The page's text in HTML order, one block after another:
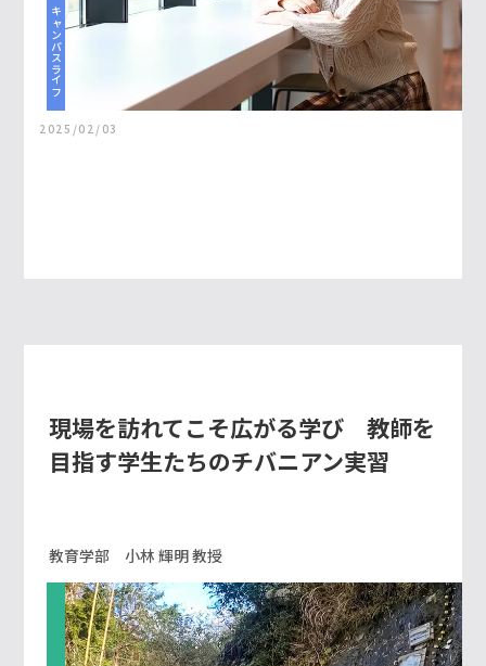
キャンパスライフ
2025/02/03
現場を訪れてこそ広がる学び 教師を
目指す学生たちのチバニアン実習
教育学部 小林 輝明 教授